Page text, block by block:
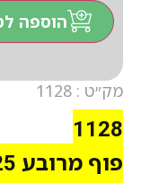
מק״ט : 1128
1128
פוף מרובע 110/110/025 ס"מ
הוספה